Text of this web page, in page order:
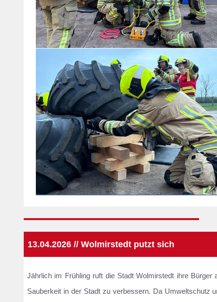
13.04.2026 // Wolmirstedt putzt sich
Jährlich im Frühling ruft die Stadt Wolmirstedt ihre
Sauberkeit in der Stadt zu verbessern. Da Umweltschutz